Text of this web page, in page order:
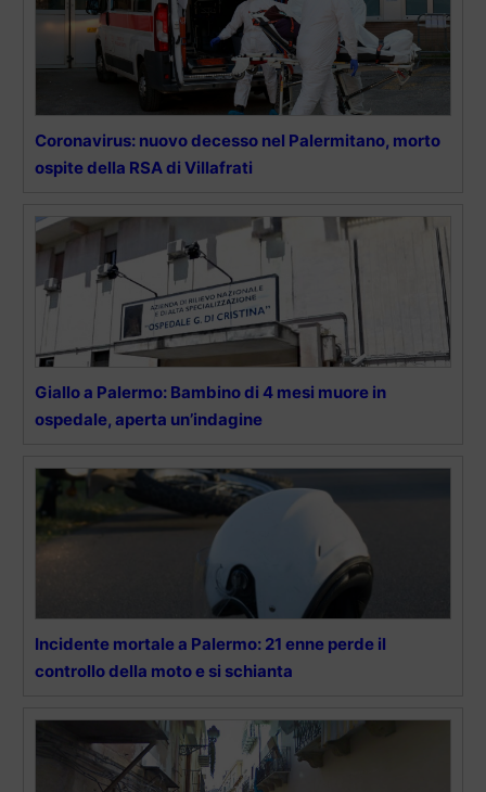
Coronavirus: nuovo decesso nel Palermitano, morto
ospite della RSA di Villafrati
Giallo a Palermo: Bambino di 4 mesi muore in
ospedale, aperta un’indagine
Incidente mortale a Palermo: 21 enne perde il
controllo della moto e si schianta